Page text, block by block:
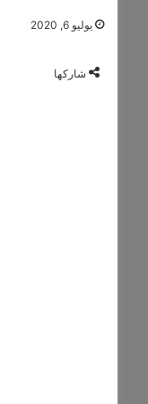
يوليو 6, 2020
شاركها